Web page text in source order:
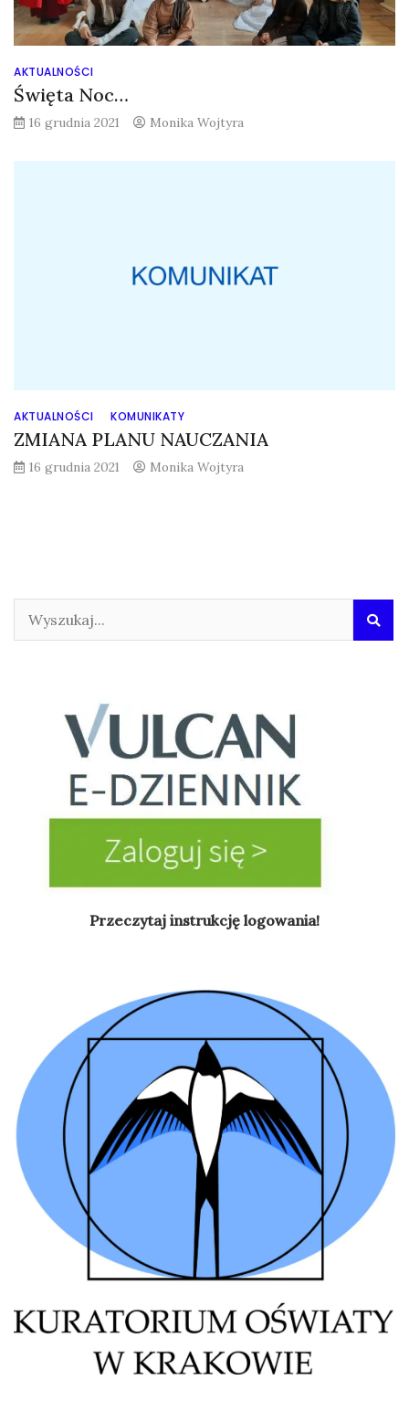
AKTUALNOŚCI
Święta Noc…
16 grudnia 2021 Monika Wojtyra
AKTUALNOŚCI KOMUNIKATY
ZMIANA PLANU NAUCZANIA
16 grudnia 2021 Monika Wojtyra
Przeczytaj instrukcję logowania!